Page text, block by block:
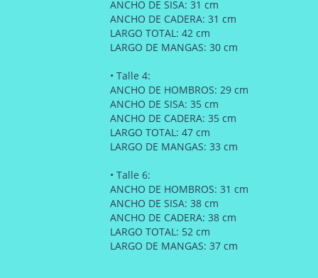
ANCHO DE SISA: 31 cm
ANCHO DE CADERA: 31 cm
LARGO TOTAL: 42 cm
LARGO DE MANGAS: 30 cm
• Talle 4:
ANCHO DE HOMBROS: 29 cm
ANCHO DE SISA: 35 cm
ANCHO DE CADERA: 35 cm
LARGO TOTAL: 47 cm
LARGO DE MANGAS: 33 cm
• Talle 6:
ANCHO DE HOMBROS: 31 cm
ANCHO DE SISA: 38 cm
ANCHO DE CADERA: 38 cm
LARGO TOTAL: 52 cm
LARGO DE MANGAS: 37 cm